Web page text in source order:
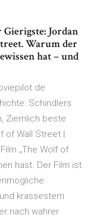
Jordan
Warum der
hat – und
Schindlers
Ziemlich beste
of Wall Street |
„The Wolf of
hast. Der Film ist
krassestem
nach wahrer